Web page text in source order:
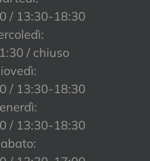
/ 13:30-18:30
/ chiuso
/ 13:30-18:30
/ 13:30-18:30